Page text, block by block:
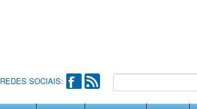
REDES SOCIAIS: